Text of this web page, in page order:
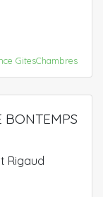
GitesChambres
BONTEMPS
Rigaud